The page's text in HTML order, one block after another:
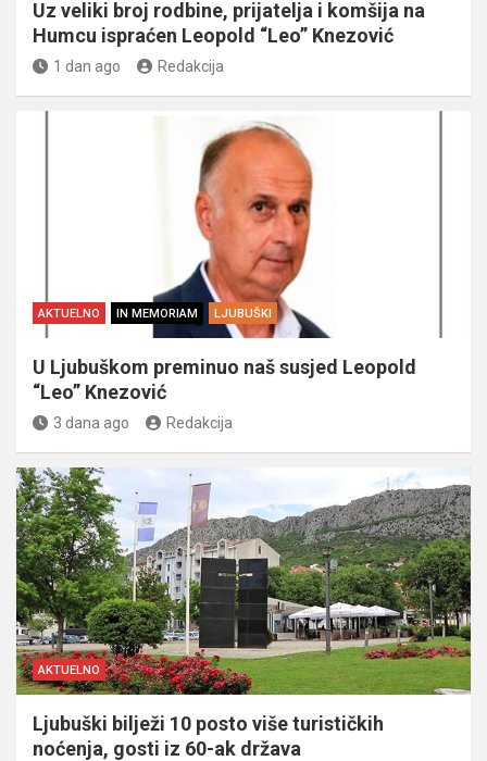
Uz veliki broj rodbine, prijatelja i komšija na
Humcu ispraćen Leopold “Leo” Knezović
1 dan ago Redakcija
AKTUELNO IN MEMORIAM LJUBUŠKI
U Ljubuškom preminuo naš susjed Leopold
“Leo” Knezović
3 dana ago Redakcija
AKTUELNO
Ljubuški bilježi 10 posto više turističkih
noćenja, gosti iz 60-ak država